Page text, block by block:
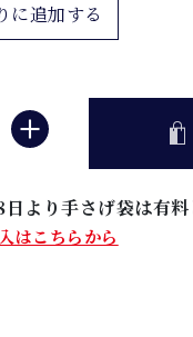
に追加する
より手さげ袋は有料
はこちらから